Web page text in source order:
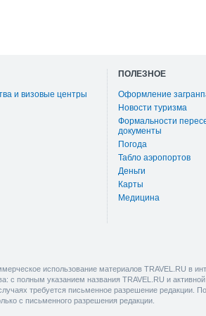
и визовые центры
ПОЛЕЗНОЕ
Оформление
Новости туризма
Формальности
документы
Погода
Табло аэропортов
Деньги
Карты
Медицина
использование материалов TRAVEL.RU в
с полным указанием названия TRAVEL.RU и
требуется письменное разрешение редакции.
с письменного разрешения редакции.